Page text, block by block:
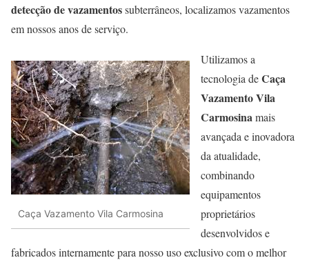
detecção de vazamentossubterrâneos, localizamos vazamentos
em nossos anos de serviço.
Caça Vazamento Vila Carmosina
Utilizamos a
tecnologia deCaça
Vazamento Vila
Carmosinamais
avançada e inovadora
da atualidade,
combinando
equipamentos
proprietários
desenvolvidos e
fabricados internamente para nosso uso exclusivo com o melhor